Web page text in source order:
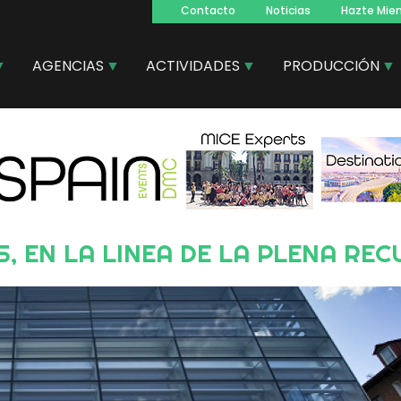
Navegacion
principal
Contacto Noticias Hazte
AGENCIAS ACTIVIDADES PRODUCCIÓN
EN LA LINEA DE LA PLENA